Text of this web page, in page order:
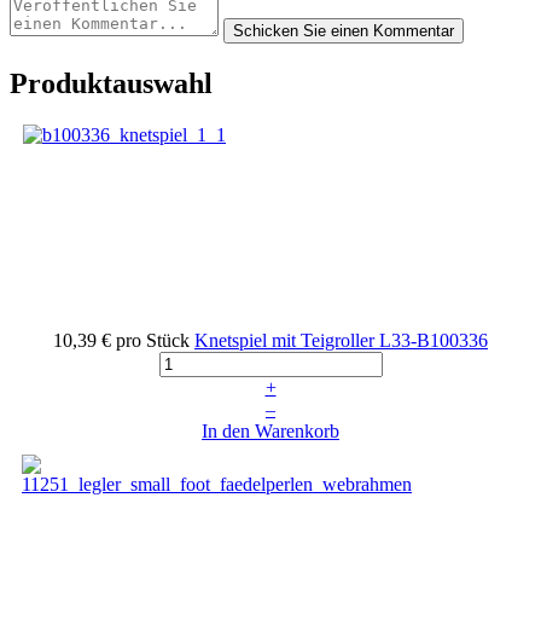
Produktauswahl
10,39 € pro Stück Knetspiel mit TeigrollerL33-B100336
+
–
In den Warenkorb